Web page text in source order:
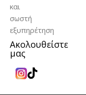
και
σωστή
εξυπηρέτηση
Ακολουθείστε
μας